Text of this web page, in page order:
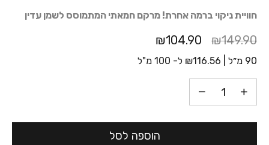
חוויית ניקוי ברמה אחרת! מרקם חמאתי המתמוסס לשמן עדין
₪149.90
₪104.90
90 מ״ל | ₪116.56 ל- 100 מ"ל
הוספה לסל